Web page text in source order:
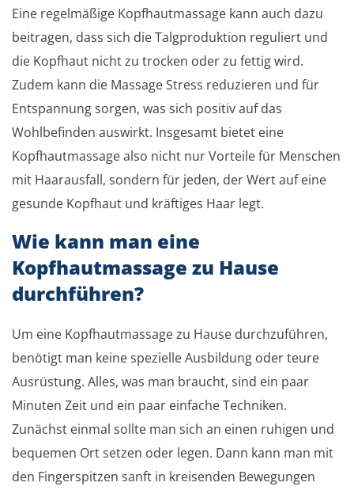
Eine regelmäßige Kopfhautmassage kann auch dazu
beitragen, dass sich die Talgproduktion reguliert und
die Kopfhaut nicht zu trocken oder zu fettig wird.
Zudem kann die Massage Stress reduzieren und für
Entspannung sorgen, was sich positiv auf das
Wohlbefinden auswirkt. Insgesamt bietet eine
Kopfhautmassage also nicht nur Vorteile für Menschen
mit Haarausfall, sondern für jeden, der Wert auf eine
gesunde Kopfhaut und kräftiges Haar legt.
Wie kann man eine
Kopfhautmassage zu Hause
durchführen?
Um eine Kopfhautmassage zu Hause durchzuführen,
benötigt man keine spezielle Ausbildung oder teure
Ausrüstung. Alles, was man braucht, sind ein paar
Minuten Zeit und ein paar einfache Techniken.
Zunächst einmal sollte man sich an einen ruhigen und
bequemen Ort setzen oder legen. Dann kann man mit
den Fingerspitzen sanft in kreisenden Bewegungen